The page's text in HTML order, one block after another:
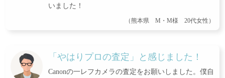
いました！
（熊本県 M・M様 20代女性）
「やはりプロの査定」と感じました！
Canonの一レフカメラの査定をお願いしました。僕自